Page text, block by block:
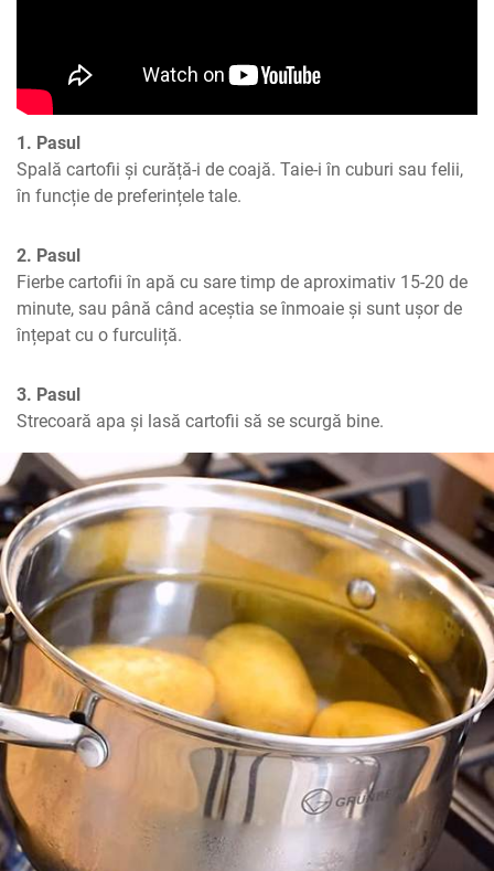
1. Pasul
Spală cartofii și curăță-i de coajă. Taie-i în cuburi sau felii,
în funcție de preferințele tale.
2. Pasul
Fierbe cartofii în apă cu sare timp de aproximativ 15-20 de
minute, sau până când aceștia se înmoaie și sunt ușor de
înțepat cu o furculiță.
3. Pasul
Strecoară apa și lasă cartofii să se scurgă bine.